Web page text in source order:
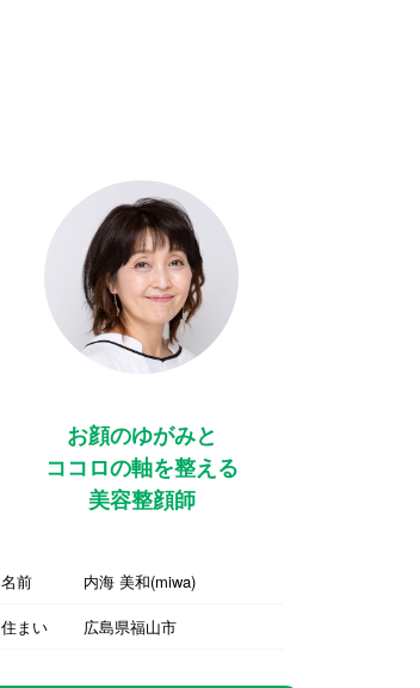
お顔のゆがみと
ココロの軸を整える
美容整顔師
名前
内海 美和(miwa)
住まい
広島県福山市